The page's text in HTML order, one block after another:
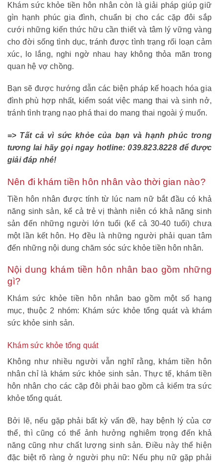
Khám sức khỏe tiền hôn nhân còn là giải pháp giúp giữ
gìn hạnh phúc gia đình, chuẩn bị cho các cặp đôi sắp
cưới những kiến thức hữu cần thiết và tâm lý vững vàng
cho đời sống tình dục, tránh được tình trạng rối loạn cảm
xúc, lo lắng, nghi ngờ nhau hay không thỏa mãn trong
quan hệ vợ chồng.
Bạn sẽ được hướng dẫn các biện pháp kế hoạch hóa gia
đình phù hợp nhất, kiểm soát việc mang thai và sinh nở,
tránh tình trạng nạo phá thai do mang thai ngoài ý muốn.
=> Tất cả vì sức khỏe của bạn và hạnh phúc trong
tương lai hãy gọi ngay hotline: 039.823.8228 để được
giải đáp nhé!
Nên đi khám tiền hôn nhân vào thời gian nào?
Tiền hôn nhân được tính từ lúc nam nữ bắt đầu có khả
năng sinh sản, kể cả trẻ vị thành niên có khả năng sinh
sản đến những người lớn tuổi (kể cả 30-40 tuổi) chưa
một lần kết hôn. Họ đều là những người phải quan tâm
đến những nội dung chăm sóc sức khỏe tiền hôn nhân.
Nội dung khám tiền hôn nhân bao gồm những
gì?
Khám sức khỏe tiền hôn nhân bao gồm một số hạng
mục, thuộc 2 nhóm: Khám sức khỏe tổng quát và khám
sức khỏe sinh sản.
Khám sức khỏe tổng quát
Không như nhiều người vẫn nghĩ rằng, khám tiền hôn
nhân chỉ là khám sức khỏe sinh sản. Thực tế, khám tiền
hôn nhân cho các cặp đôi phải bao gồm cả kiểm tra sức
khỏe tổng quát.
Bởi lẽ, nếu gặp phải bất kỳ vấn đề, hay bệnh lý của cơ
thể, thì cũng có thể ảnh hưởng nghiêm trọng đến khả
năng cũng như chất lượng sinh sản. Điều này thể hiện
đặc biệt rõ ràng ở người phụ nữ: Nếu phụ nữ gặp phải